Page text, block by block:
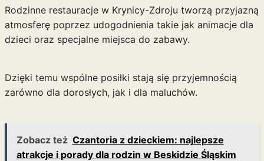
Rodzinne restauracje w Krynicy-Zdroju tworzą przyjazną
atmosferę poprzez udogodnienia takie jak animacje dla
dzieci oraz specjalne miejsca do zabawy.
Dzięki temu wspólne posiłki stają się przyjemnością
zarówno dla dorosłych, jak i dla maluchów.
Zobacz też Czantoria z dzieckiem: najlepsze
atrakcje i porady dla rodzin w Beskidzie Śląskim